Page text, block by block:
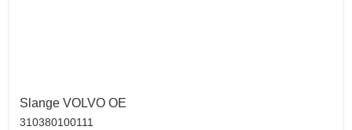
Slange VOLVO OE
310380100111